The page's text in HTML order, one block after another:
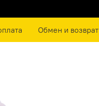
Обмен и возврат